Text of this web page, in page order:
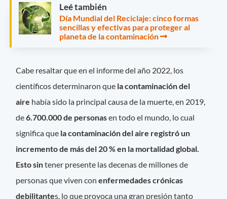
Leé también
Día Mundial del Reciclaje: cinco formas
sencillas y efectivas para proteger al
planeta de la contaminación
Cabe resaltar que en el informe del año 2022, los
científicos determinaron que la contaminación del
aire había sido la principal causa de la muerte, en 2019,
de6.700.000 de personasen todo el mundo, lo cual
significa que la contaminación del aire registró un
incremento de más del 20 % en la mortalidad global.
Esto sintener presente las decenas de millones de
personas que viven conenfermedades crónicas
debilitantes, lo que provoca una gran presión tanto